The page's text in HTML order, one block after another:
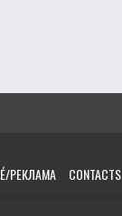
РЕКЛАМА CONTACTS